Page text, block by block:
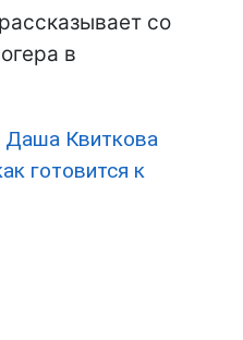
рассказывает со
в
Даша Квиткова
готовится к